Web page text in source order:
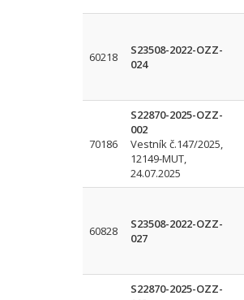
60218
S23508-2022-OZZ-
024
70186
S22870-2025-OZZ-
002
Vestník č.147/2025,
12149-MUT,
24.07.2025
60828
S23508-2022-OZZ-
027
S22870-2025-OZZ-